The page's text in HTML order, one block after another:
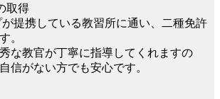
取得
提携している教習所に通い、二種免許
。
な教官が丁寧に指導してくれますの
信がない方でも安心です。